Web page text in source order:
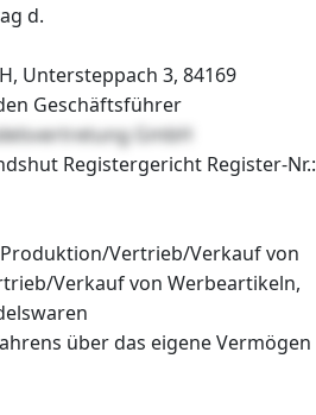
d.
Untersteppach 3, 84169
Geschäftsführer
GmbH
Registergericht Register-Nr.:
Vertrieb/Verkauf von
Verkauf von Werbeartikeln,
über das eigene Vermögen